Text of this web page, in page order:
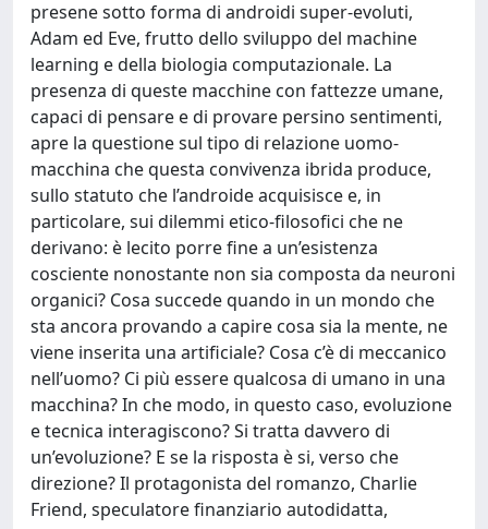
presene sotto forma di androidi super-evoluti,
Adam ed Eve, frutto dello sviluppo del machine
learning e della biologia computazionale. La
presenza di queste macchine con fattezze umane,
capaci di pensare e di provare persino sentimenti,
apre la questione sul tipo di relazione uomo-
macchina che questa convivenza ibrida produce,
sullo statuto che l’androide acquisisce e, in
particolare, sui dilemmi etico-filosofici che ne
derivano: è lecito porre fine a un’esistenza
cosciente nonostante non sia composta da neuroni
organici? Cosa succede quando in un mondo che
sta ancora provando a capire cosa sia la mente, ne
viene inserita una artificiale? Cosa c’è di meccanico
nell’uomo? Ci più essere qualcosa di umano in una
macchina? In che modo, in questo caso, evoluzione
e tecnica interagiscono? Si tratta davvero di
un’evoluzione? E se la risposta è si, verso che
direzione? Il protagonista del romanzo, Charlie
Friend, speculatore finanziario autodidatta,